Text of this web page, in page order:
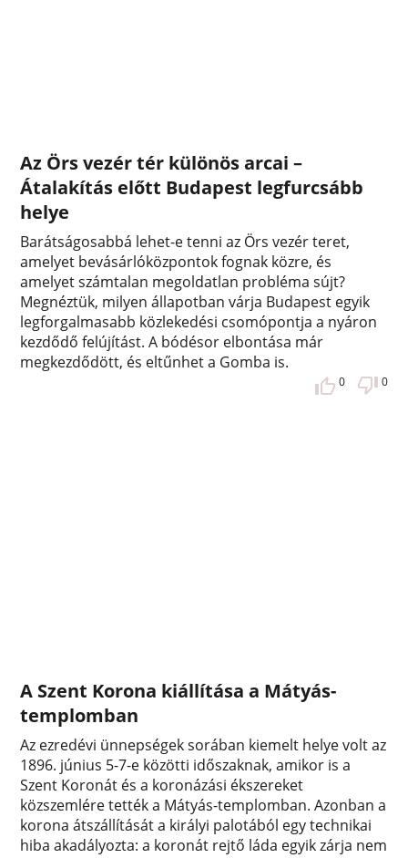
Az Örs vezér tér különös arcai –
Átalakítás előtt Budapest legfurcsább
helye
Barátságosabbá lehet-e tenni az Örs vezér teret,
amelyet bevásárlóközpontok fognak közre, és
amelyet számtalan megoldatlan probléma sújt?
Megnéztük, milyen állapotban várja Budapest egyik
legforgalmasabb közlekedési csomópontja a nyáron
kezdődő felújítást. A bódésor elbontása már
megkezdődött, és eltűnhet a Gomba is.
0 0
A Szent Korona kiállítása a Mátyás-
templomban
Az ezredévi ünnepségek sorában kiemelt helye volt az
1896. június 5-7-e közötti időszaknak, amikor is a
Szent Koronát és a koronázási ékszereket
közszemlére tették a Mátyás-templomban. Azonban a
korona átszállítását a királyi palotából egy technikai
hiba akadályozta: a koronát rejtő láda egyik zárja nem